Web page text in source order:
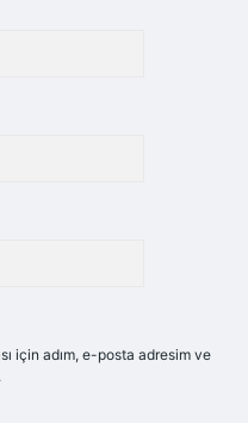
için adım, e-posta adresim ve